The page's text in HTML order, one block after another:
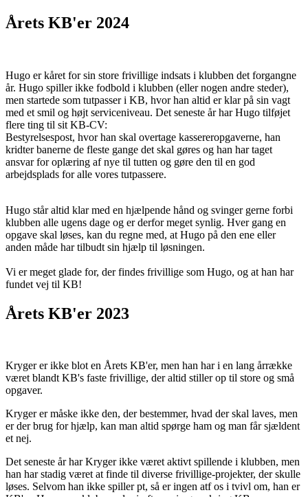
Årets KB'er 2024
Hugo er kåret for sin store frivillige indsats i klubben det forgangne
år. Hugo spiller ikke fodbold i klubben (eller nogen andre steder),
men startede som tutpasser i KB, hvor han altid er klar på sin vagt
med et smil og højt serviceniveau. Det seneste år har Hugo tilføjet
flere ting til sit KB-CV:
Bestyrelsespost, hvor han skal overtage kassereropgaverne, han
kridter banerne de fleste gange det skal gøres og han har taget
ansvar for oplæring af nye til tutten og gøre den til en god
arbejdsplads for alle vores tutpassere.
Hugo står altid klar med en hjælpende hånd og svinger gerne forbi
klubben alle ugens dage og er derfor meget synlig. Hver gang en
opgave skal løses, kan du regne med, at Hugo på den ene eller
anden måde har tilbudt sin hjælp til løsningen.
Vi er meget glade for, der findes frivillige som Hugo, og at han har
fundet vej til KB!
Årets KB'er 2023
Kryger er ikke blot en Årets KB'er, men han har i en lang årrække
været blandt KB's faste frivillige, der altid stiller op til store og små
opgaver.
Kryger er måske ikke den, der bestemmer, hvad der skal laves, men
er der brug for hjælp, kan man altid spørge ham og man får sjældent
et nej.
Det seneste år har Kryger ikke været aktivt spillende i klubben, men
han har stadig været at finde til diverse frivillige-projekter, der skulle
løses. Selvom han ikke spiller pt, så er ingen atf os i tvivl om, han er